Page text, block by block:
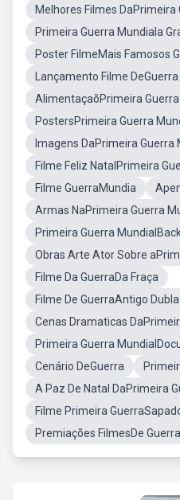
Melhores Filmes DaPrimeira
Primeira Guerra Mundiala
Poster FilmeMais Famosos
Lançamento Filme
AlimentaçaõPrimeira Guerra
PostersPrimeira Guerra
Imagens DaPrimeira Guerra
Filme Feliz NatalPrimeira
Filme GuerraMundia
Armas NaPrimeira Guerra
Primeira Guerra
Obras Arte Ator Sobre
Filme Da GuerraDa Fraça
Filme De GuerraAntigo
Cenas Dramaticas
Primeira Guerra
Cenário DeGuerra
A Paz De Natal DaPrimeira
Filme Primeira
Premiações FilmesDe